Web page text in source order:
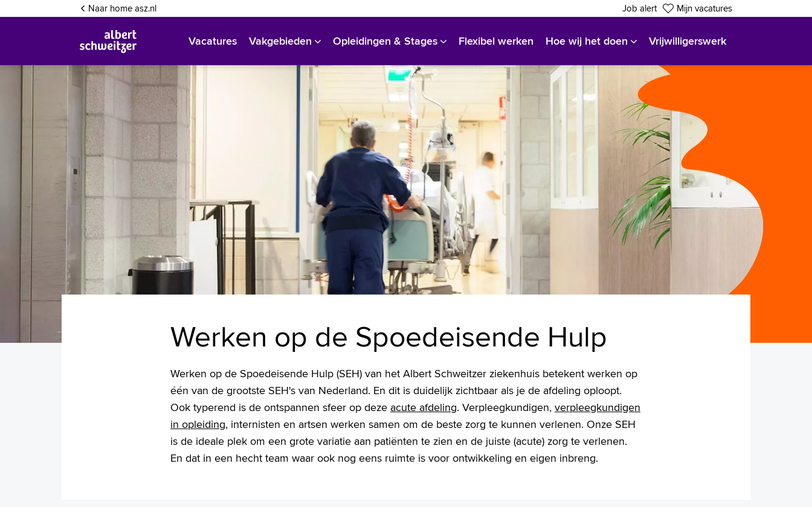
Naar home asz.nl Job alert Mijn vacatures
Vacatures Vakgebieden Opleidingen & Stages Flexibel werken Hoe wij het doen Vrijwilligerswerk
Inloggen
Werken op de Spoedeisende Hulp
Werken op de Spoedeisende Hulp (SEH) van het Albert Schweitzer ziekenhuis betekent werken op
één van de grootste SEH's van Nederland. En dit is duidelijk zichtbaar als je de afdeling oploopt.
Ook typerend is de ontspannen sfeer op deze acute afdeling. Verpleegkundigen, verpleegkundigen
in opleiding, internisten en artsen werken samen om de beste zorg te kunnen verlenen. Onze SEH
is de ideale plek om een grote variatie aan patiënten te zien en de juiste (acute) zorg te verlenen.
En dat in een hecht team waar ook nog eens ruimte is voor ontwikkeling en eigen inbreng.